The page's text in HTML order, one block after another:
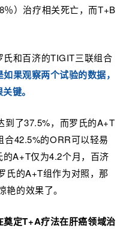
）治疗相关死亡，而T+B
和百济的TIGIT三联组合
如果观察两个试验的数据，
关键。
到了37.5%， 而罗氏的A+T
合42.5%的ORR可以轻易
A+T仅为4.2个月，百济
氏的A+T组作为对照，那
艳的效果了。
奠定T+A疗法在肝癌领域治